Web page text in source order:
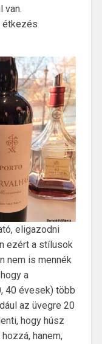
van.
étkezés
eligazodni
ezért a stílusok
nem is mennék
a
40 évesek) több
az üvegre 20
hogy húsz
hanem,